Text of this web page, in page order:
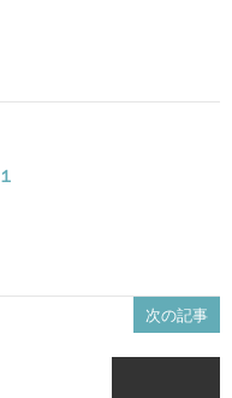
次の記事